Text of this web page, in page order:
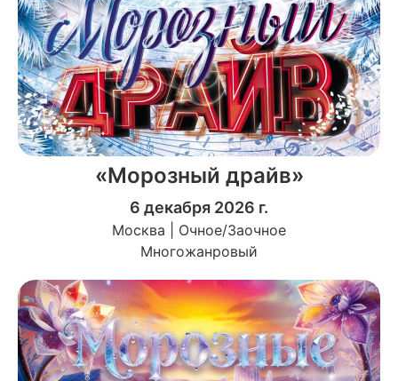
«Морозный драйв»
6 декабря 2026 г.
Москва | Очное/Заочное
Многожанровый